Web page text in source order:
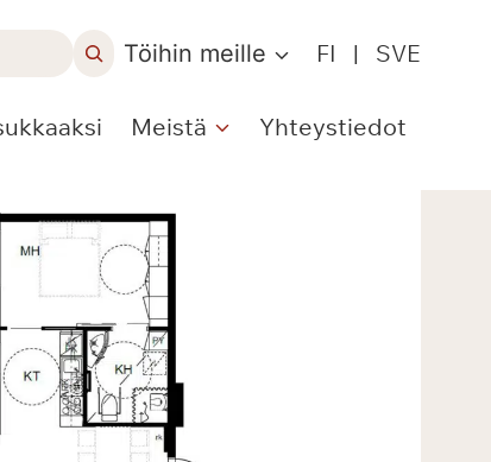
Töihin meille FI | SVE
Meistä Yhteystiedot